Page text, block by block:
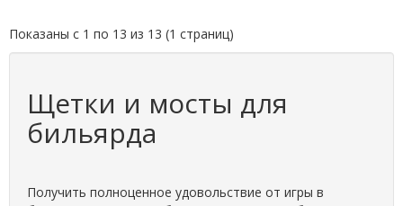
Показаны с 1 по 13 из 13 (1 страниц)
Щетки и мосты для
бильярда
Получить полноценное удовольствие от игры в